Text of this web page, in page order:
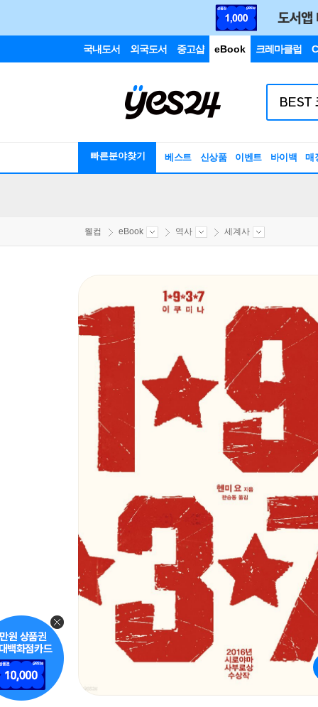
국내도서 외국도서 중고샵 eBook 크레마클럽
빠른분야찾기 베스트 신상품 이벤트 바이백 매
웰컴 eBook 역사 세계사